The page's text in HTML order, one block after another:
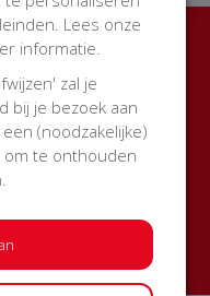
in jouw
AED + buitenkast
Lees onze
informatie.
zal je
bij je bezoek aan
(noodzakelijke)
om te onthouden